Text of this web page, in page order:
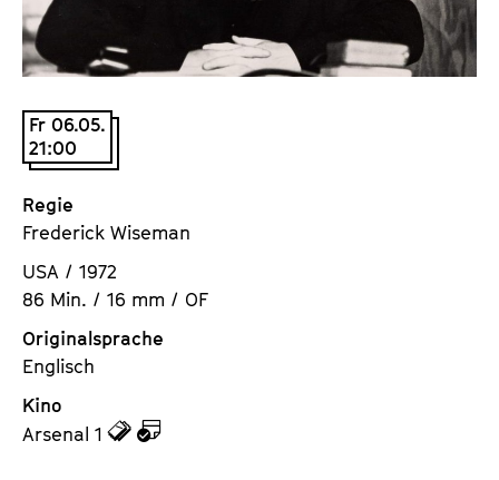
t
u
t
e
V
.
Fr 06.05.
21:00
Regie
Frederick Wiseman
USA / 1972
86 Min. / 16 mm / OF
Originalsprache
Englisch
Kino
Arsenal 1
z